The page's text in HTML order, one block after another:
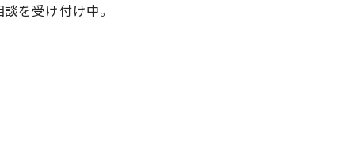
を受け付け中。